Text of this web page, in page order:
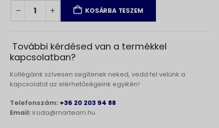
KOSÁRBA TESZEM
További kérdésed van a termékkel
kapcsolatban?
Kollégáink szívesen segítenek neked, vedd fel velünk a
kapcsolatot az elérhetőségeink egyikén!
Telefonszám: +36 20 203 94 88
Email: iroda@marteam.hu